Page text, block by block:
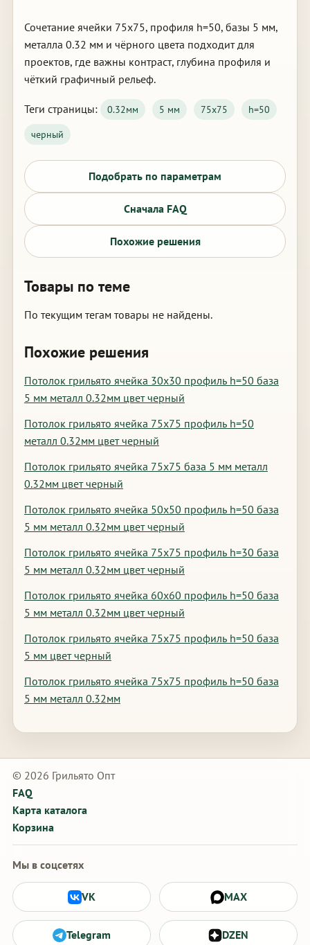
Сочетание ячейки 75х75, профиля h=50, базы 5 мм,
металла 0.32 мм и чёрного цвета подходит для
проектов, где важны контраст, глубина профиля и
чёткий графичный рельеф.
Теги страницы: 0.32мм 5 мм 75х75
h=50
черный
Подобрать по параметрам
Сначала FAQ
Похожие решения
Товары по теме
По текущим тегам товары не найдены.
Похожие решения
Потолок грильято ячейка 30х30 профиль h=50 база
5 мм металл 0.32мм цвет черный
Потолок грильято ячейка 75х75 профиль h=50
металл 0.32мм цвет черный
Потолок грильято ячейка 75х75 база 5 мм металл
0.32мм цвет черный
Потолок грильято ячейка 50х50 профиль h=50 база
5 мм металл 0.32мм цвет черный
Потолок грильято ячейка 75х75 профиль h=30 база
5 мм металл 0.32мм цвет черный
Потолок грильято ячейка 60х60 профиль h=50 база
5 мм металл 0.32мм цвет черный
Потолок грильято ячейка 75х75 профиль h=50 база
5 мм цвет черный
Потолок грильято ячейка 75х75 профиль h=50 база
5 мм металл 0.32мм
© 2026 Грильято Опт
FAQ
Карта каталога
Корзина
Мы в соцсетях
VK MAX
Telegram DZEN